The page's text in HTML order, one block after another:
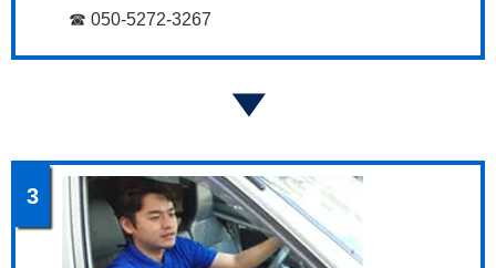
☎ 050-5272-3267
3